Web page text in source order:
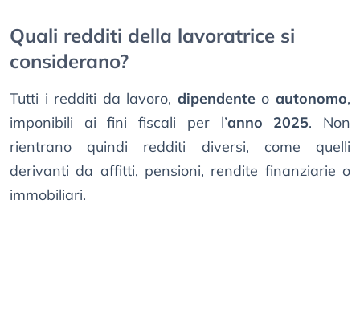
Quali redditi della lavoratrice si
considerano?
Tutti i redditi da lavoro, dipendenteoautonomo,
imponibili ai fini fiscali per l’anno 2025. Non
rientrano quindi redditi diversi, come quelli
derivanti da affitti, pensioni, rendite finanziarie o
immobiliari.